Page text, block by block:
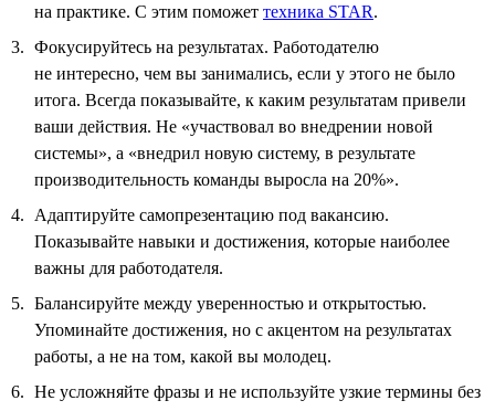
на практике. С этим поможет техника STAR.
Фокусируйтесь на результатах. Работодателю
не интересно, чем вы занимались, если у этого не было
итога. Всегда показывайте, к каким результатам привели
ваши действия. Не «участвовал во внедрении новой
системы», а «внедрил новую систему, в результате
производительность команды выросла на 20%».
Адаптируйте самопрезентацию под вакансию.
Показывайте навыки и достижения, которые наиболее
важны для работодателя.
Балансируйте между уверенностью и открытостью.
Упоминайте достижения, но с акцентом на результатах
работы, а не на том, какой вы молодец.
Не усложняйте фразы и не используйте узкие термины без